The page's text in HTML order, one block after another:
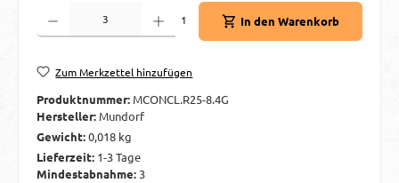
Produkt Anzahl: Gib den gewünschten Wert ein oder benutze die Schaltflächen
1
In den Warenkorb
Zum Merkzettel hinzufügen
Produktnummer: MCONCL.R25-8.4G
Hersteller: Mundorf
Gewicht:0,018 kg
Lieferzeit: 1-3 Tage
Mindestabnahme:3